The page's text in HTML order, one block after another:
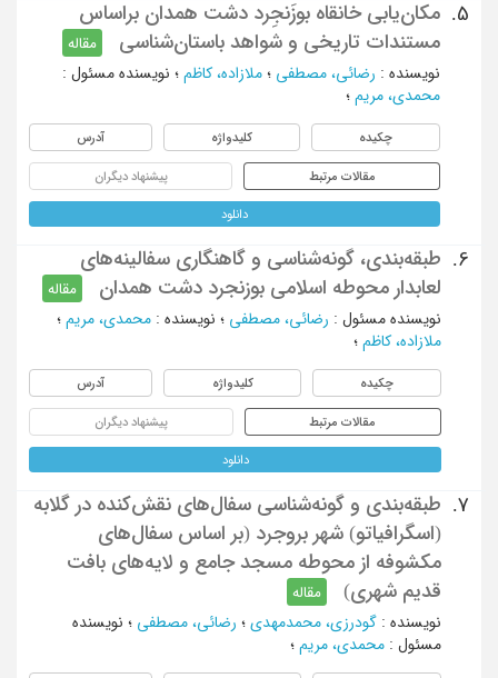
5.
مکان‌یابی خانقاه بوزَنجِرد دشت همدان براساس
مستندات تاریخی و شواهد باستان‌شناسی
مقاله
نویسنده : رضائی، مصطفی ؛ ملازاده، کاظم ؛ نویسنده مسئول :
محمدی، مریم ؛
چکیده کلیدواژه آدرس
مقالات مرتبط پیشنهاد دیگران
دانلود
6.
طبقه‌بندی، گونه‌شناسی و گاهنگاری سفالینه‌های
لعابدار محوطه اسلامی بوزنجرد دشت همدان
مقاله
نویسنده مسئول : رضائی، مصطفی ؛ نویسنده : محمدی، مریم ؛
ملازاده، کاظم ؛
چکیده کلیدواژه آدرس
مقالات مرتبط پیشنهاد دیگران
دانلود
7.
طبقه‌بندی و گونه‌شناسی سفال‌های نقش‌کنده در گلابه
(اسگرافیاتو) شهر بروجرد (بر اساس سفال‌های
مکشوفه از محوطه مسجد جامع و لایه‌های بافت
قدیم شهری)
مقاله
نویسنده : گودرزی، محمدمهدی ؛ رضائی، مصطفی ؛ نویسنده
مسئول : محمدی، مریم ؛